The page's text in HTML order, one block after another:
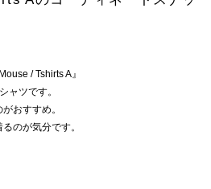
/ Tshirts A』
ャツです。
おすすめ。
のが気分です。